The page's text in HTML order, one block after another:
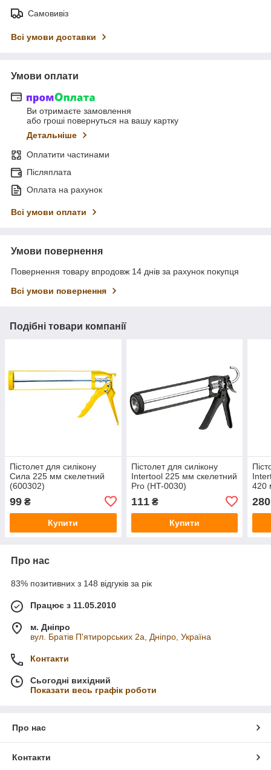
Самовивіз
Всі умови доставки
Умови оплати
Ви отримаєте замовлення
або гроші повернуться на вашу картку
Детальніше
Оплатити частинами
Післяплата
Оплата на рахунок
Всі умови оплати
Умови повернення
Повернення товару впродовж 14 днів за рахунок покупця
Всі умови повернення
Подібні товари компанії
Пістолет для силікону
Сила 225 мм скелетний
(600302)
99 ₴
Купити
Пістолет для силікону
Intertool 225 мм скелетний
Pro (HT-0030)
111₴
Купити
420
280
Про нас
83% позитивних з 148 відгуків за рік
Працює з 11.05.2010
м. Дніпро
вул. Братів П'ятирорських 2а, Дніпро, Україна
Контакти
Сьогодні вихідний
Показати весь графік роботи
Про нас
Контакти